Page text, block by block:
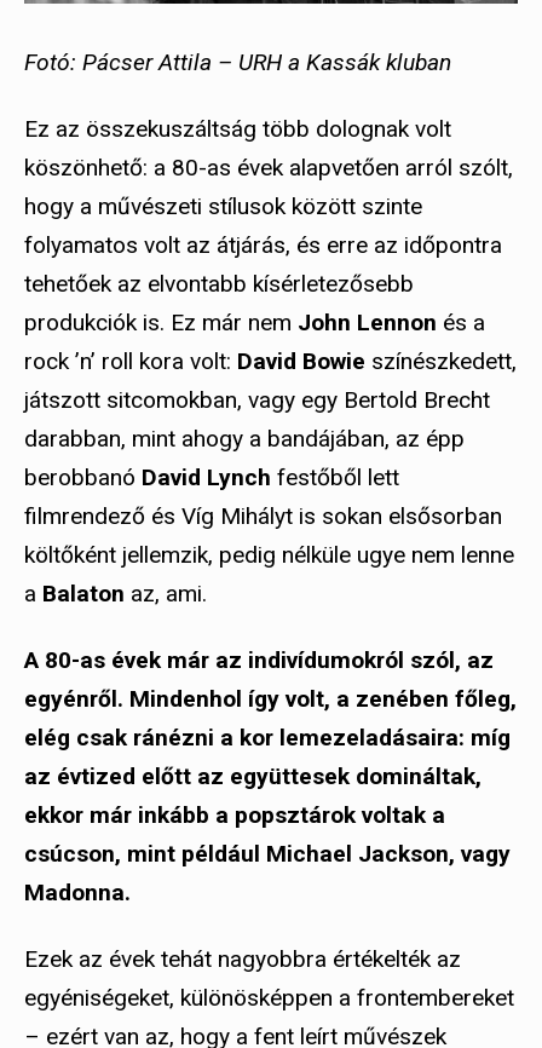
Fotó: Pácser Attila – URH a Kassák kluban
Ez az összekuszáltság több dolognak volt
köszönhető: a 80-as évek alapvetően arról szólt,
hogy a művészeti stílusok között szinte
folyamatos volt az átjárás, és erre az időpontra
tehetőek az elvontabb kísérletezősebb
produkciók is. Ez már nem John Lennon és a
rock ’n’ roll kora volt: David Bowie színészkedett,
játszott sitcomokban, vagy egy Bertold Brecht
darabban, mint ahogy a bandájában, az épp
berobbanó David Lynch festőből lett
filmrendező és Víg Mihályt is sokan elsősorban
költőként jellemzik, pedig nélküle ugye nem lenne
a Balaton az, ami.
A 80-as évek már az indivídumokról szól, az
egyénről. Mindenhol így volt, a zenében főleg,
elég csak ránézni a kor lemezeladásaira: míg
az évtized előtt az együttesek domináltak,
ekkor már inkább a popsztárok voltak a
csúcson, mint például Michael Jackson, vagy
Madonna.
Ezek az évek tehát nagyobbra értékelték az
egyéniségeket, különösképpen a frontembereket
– ezért van az, hogy a fent leírt művészek